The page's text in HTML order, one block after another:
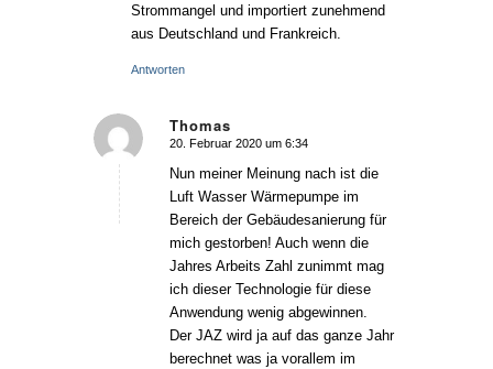
Strommangel und importiert zunehmend
aus Deutschland und Frankreich.
Antworten
Thomas
sagte:
20. Februar 2020 um 6:34
Nun meiner Meinung nach ist die
Luft Wasser Wärmepumpe im
Bereich der Gebäudesanierung für
mich gestorben! Auch wenn die
Jahres Arbeits Zahl zunimmt mag
ich dieser Technologie für diese
Anwendung wenig abgewinnen.
Der JAZ wird ja auf das ganze Jahr
berechnet was ja vorallem im